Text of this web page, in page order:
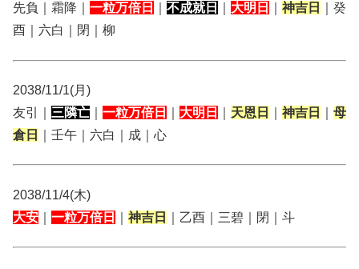
先負｜霜降｜ 一粒万倍日 不成就日 大明日 神吉日
｜癸
酉｜六白｜閉｜柳
2038/11/1(月)
友引｜ 三隣亡 一粒万倍日 大明日 天恩日 神吉日
母
倉日
｜壬午｜六白｜成｜心
2038/11/4(木)
大安
一粒万倍日 神吉日 ｜乙酉｜三碧｜閉｜斗